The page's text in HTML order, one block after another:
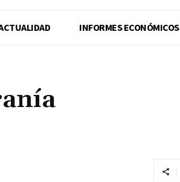
INFORMES ECONÓMICOS